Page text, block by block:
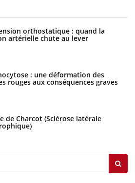
orthostatique : quand la
artérielle chute au lever
: une déformation des
rouges aux conséquences graves
de Charcot (Sclérose latérale